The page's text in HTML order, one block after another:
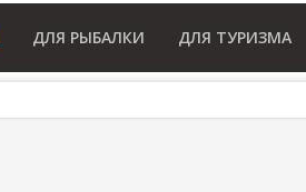
ДЛЯ РЫБАЛКИ ДЛЯ ТУРИЗМА